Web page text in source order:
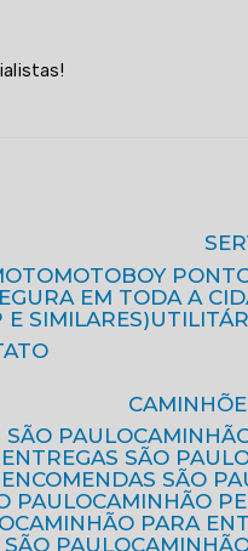
MOTO
MOTOBOY
EM TODA A
E SIMILARES)
SÃO PAULO
SÃO
SÃO
PAULO
CAMINHÃO
CAMINHÃO PARA
SÃO PAULO